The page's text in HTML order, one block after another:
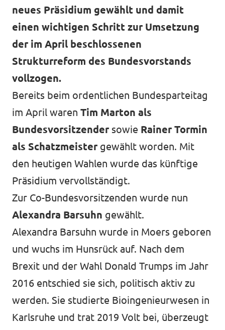
neues Präsidium gewählt und damit
einen wichtigen Schritt zur Umsetzung
der im April beschlossenen
Strukturreform des Bundesvorstands
vollzogen.
Bereits beim ordentlichen Bundesparteitag
im April waren Tim Marton als
Bundesvorsitzender sowie Rainer Tormin
als Schatzmeister gewählt worden. Mit
den heutigen Wahlen wurde das künftige
Präsidium vervollständigt.
Zur Co-Bundesvorsitzenden wurde nun
Alexandra Barsuhn gewählt.
Alexandra Barsuhn wurde in Moers geboren
und wuchs im Hunsrück auf. Nach dem
Brexit und der Wahl Donald Trumps im Jahr
2016 entschied sie sich, politisch aktiv zu
werden. Sie studierte Bioingenieurwesen in
Karlsruhe und trat 2019 Volt bei, überzeugt